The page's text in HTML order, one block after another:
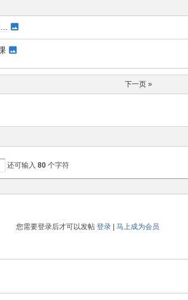
下一页 »
还可输入80 个字符
您需要登录后才可以发帖 登录| 马上成为会员